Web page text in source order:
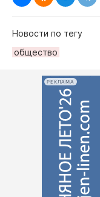
Новости по тегу
общество
РЕКЛАМА